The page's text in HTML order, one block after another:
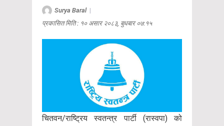
Surya Baral|
प्रकासित मिति : १० असार २०८३, बुधबार ०७:१५
चितवन/राष्ट्रिय स्वतन्त्र पार्टी (रास्वपा) को